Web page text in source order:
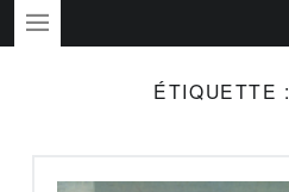
ÉTIQUETTE :